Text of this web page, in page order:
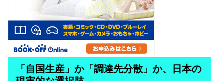
「自国生産」か「調達先分散」か、日本の